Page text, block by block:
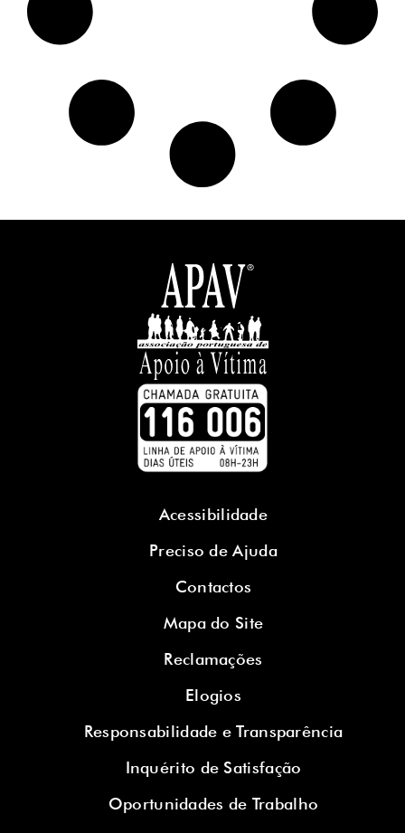
Acessibilidade
Preciso de Ajuda
Contactos
Mapa do Site
Reclamações
Elogios
Responsabilidade e Transparência
Inquérito de Satisfação
Oportunidades de Trabalho